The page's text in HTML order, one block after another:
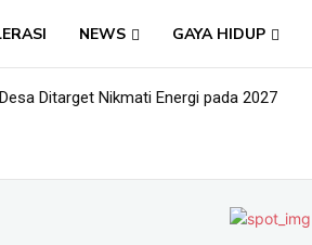
NEWS GAYA HIDUP
Ditarget Nikmati Energi pada 2027
Nama Baru, Ujian Lama